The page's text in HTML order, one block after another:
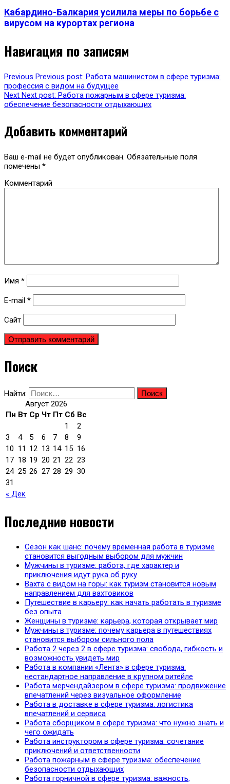
Кабардино-Балкария усилила меры по борьбе с
вирусом на курортах региона
Навигация по записям
Previous Previous post: Работа машинистом в сфере туризма:
профессия с видом на будущее
Next Next post: Работа пожарным в сфере туризма:
обеспечение безопасности отдыхающих
Добавить комментарий
Ваш e-mail не будет опубликован. Обязательные поля
помечены *
Комментарий
Имя *
E-mail *
Сайт
Поиск
Найти:
Август 2026
Пн Вт Ср Чт Пт Сб Вс
« Дек
1
2
3
4 5 6 7 8
9
10 11 12 13 14 15 16
17 18 19 20 21 22 23
24 25 26 27 28 29 30
31
Последние новости
Сезон как шанс: почему временная работа в туризме
становится выгодным выбором для мужчин
Мужчины в туризме: работа, где характер и
приключения идут рука об руку
Вахта с видом на горы: как туризм становится новым
направлением для вахтовиков
Путешествие в карьеру: как начать работать в туризме
без опыта
Женщины в туризме: карьера, которая открывает мир
Мужчины в туризме: почему карьера в путешествиях
становится выбором сильного пола
Работа 2 через 2 в сфере туризма: свобода, гибкость и
возможность увидеть мир
Работа в компании «Лента» в сфере туризма:
нестандартное направление в крупном ритейле
Работа мерчендайзером в сфере туризма: продвижение
впечатлений через визуальное оформление
Работа в доставке в сфере туризма: логистика
впечатлений и сервиса
Работа сборщиком в сфере туризма: что нужно знать и
чего ожидать
Работа инструктором в сфере туризма: сочетание
приключений и ответственности
Работа пожарным в сфере туризма: обеспечение
безопасности отдыхающих
Работа горничной в сфере туризма: важность,